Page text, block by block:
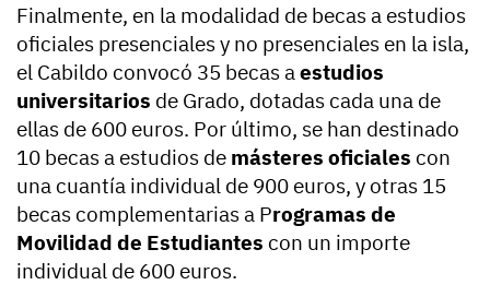
Finalmente, en la modalidad de becas a estudios
oficiales presenciales y no presenciales en la isla,
el Cabildo convocó 35 becas aestudios
universitarios de Grado, dotadas cada una de
ellas de 600 euros. Por último, se han destinado
10 becas a estudios de másteres oficiales con
una cuantía individual de 900 euros, y otras 15
becas complementarias a Programas de
Movilidad de Estudiantes con un importe
individual de 600 euros.